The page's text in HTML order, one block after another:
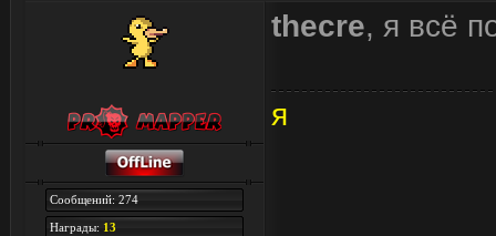
Сообщений: 274
Награды: 13
thecre, я всё
я